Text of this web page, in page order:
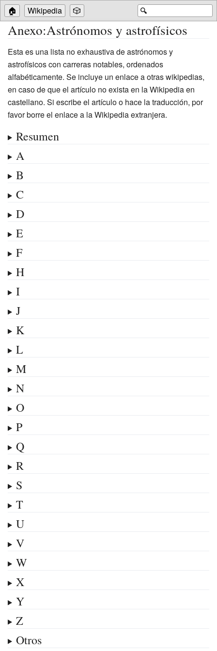
🔍
🏠 Wikipedia 🎲
Anexo:Astrónomos y astrofísicos
Esta es una lista no exhaustiva de astrónomos y
astrofísicos con carreras notables, ordenados
alfabéticamente. Se incluye un enlace a otras wikipedias,
en caso de que el artículo no exista en la Wikipedia en
castellano. Si escribe el artículo o hace la traducción, por
favor borre el enlace a la Wikipedia extranjera.
Resumen
A
B
C
D
E
F
H
I
J
K
L
M
N
O
P
Q
R
S
T
U
V
W
X
Y
Z
Otros